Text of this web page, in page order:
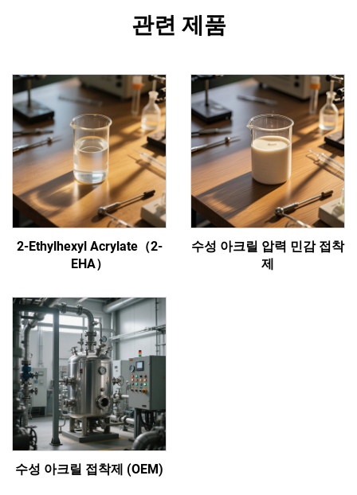
관련 제품
2-Ethylhexyl Acrylate（2-
EHA）
수성 아크릴 압력 민감 접착
제
수성 아크릴 접착제 (OEM)